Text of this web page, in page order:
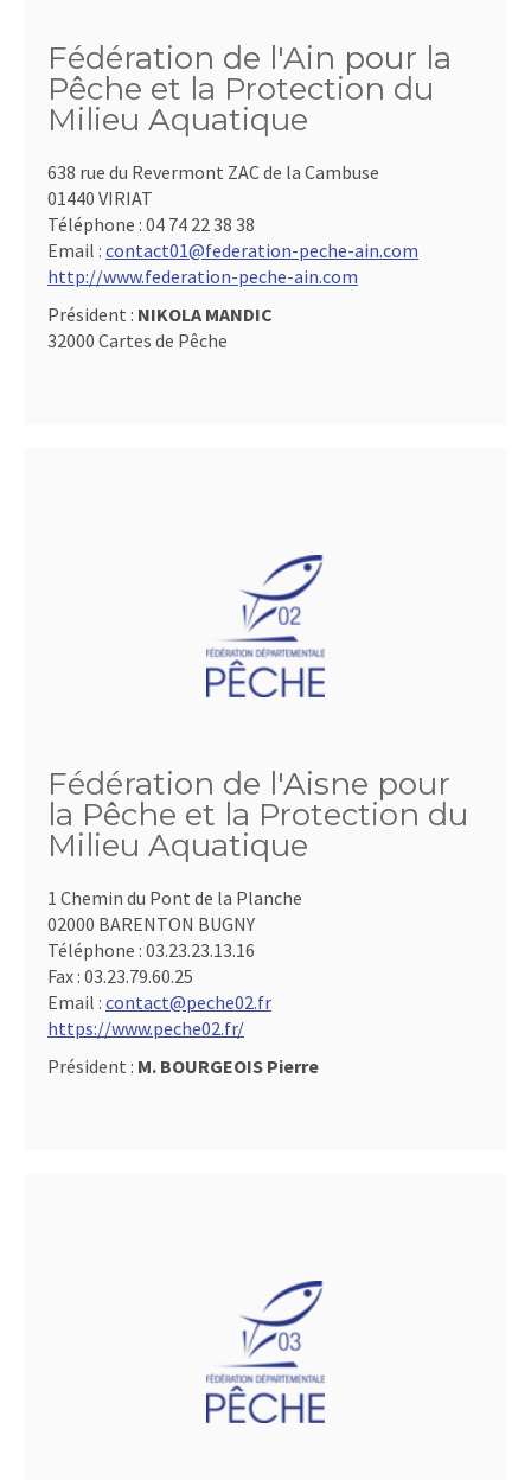
Fédération de l'Ain pour la
Pêche et la Protection du
Milieu Aquatique
638 rue du Revermont ZAC de la Cambuse
01440 VIRIAT
Téléphone : 04 74 22 38 38
Email : contact01@federation-peche-ain.com
http://www.federation-peche-ain.com
Président : NIKOLA MANDIC
32000 Cartes de Pêche
Fédération de l'Aisne pour
la Pêche et la Protection du
Milieu Aquatique
1 Chemin du Pont de la Planche
02000 BARENTON BUGNY
Téléphone : 03.23.23.13.16
Fax : 03.23.79.60.25
Email : contact@peche02.fr
https://www.peche02.fr/
Président : M. BOURGEOIS Pierre